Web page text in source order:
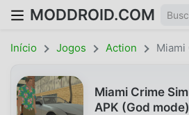
MODDROID.COM
Início Jogos Action
Miami Crime
APK (God